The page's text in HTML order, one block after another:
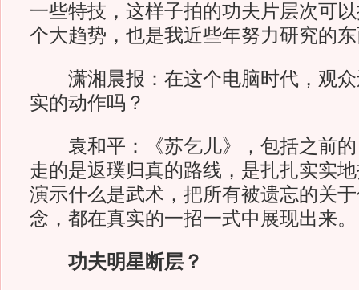
一些特技，这样子拍的功夫片层次可
个大趋势，也是我近些年努力研究的
潇湘晨报： 在这个电脑时代，观
实的动作吗？
袁和平：《苏乞儿》，包括之前的
走的是返璞归真的路线，是扎扎实实
演示什么是武术，把所有被遗忘的关
念，都在真实的一招一式中展现出来。
功夫明星断层？